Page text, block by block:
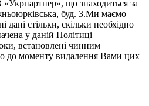
що знаходиться за
буд. 3.Ми маємо
дані стільки, скільки необхідно
у даній Політиці
встановлені чинним
до моменту видалення Вами цих